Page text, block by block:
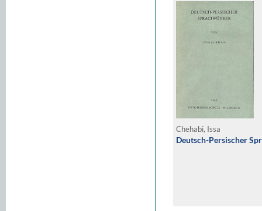
Chehabi, Issa
Deutsch-Persischer